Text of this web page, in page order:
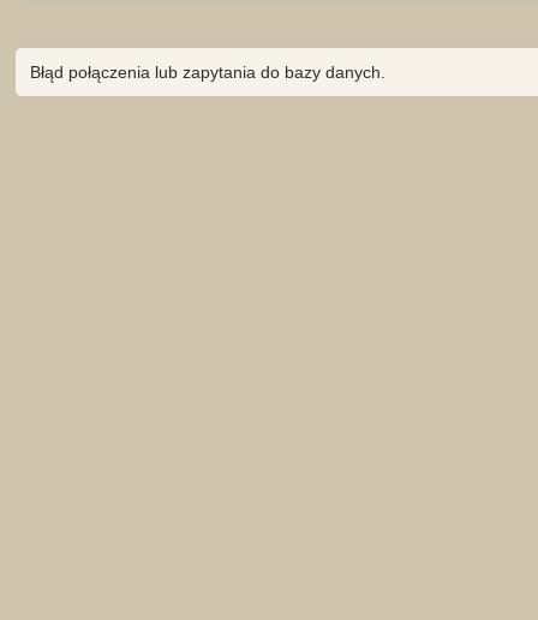
Błąd połączenia lub zapytania do bazy danych.